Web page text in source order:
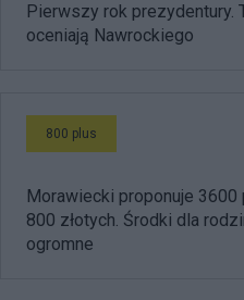
Pierwszy rok prezydentury.
oceniają Nawrockiego
800 plus
Morawiecki proponuje
800 złotych. Środki dla
ogromne